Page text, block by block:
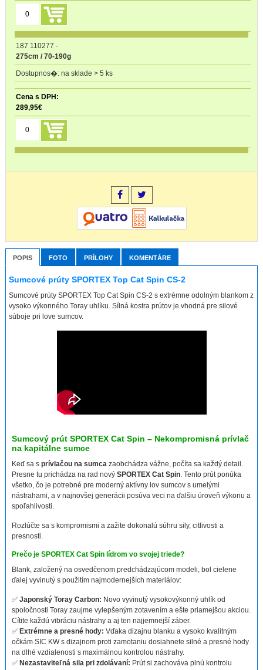
187 110277 -
275cm / 70-190g
na sklade > 5 ks
289,95€
POPIS FOTO PRÍLOHY KOMENTÁRE
Sumcové prúty SPORTEX Top Cat Spin CS-2
Sumcové prúty SPORTEX Top Cat Spin CS-2 s extrémne odolným blankom z
vysoko výkonného Toray uhlíku. Sílná kostra prútov je vhodná pre silové
súboje pri love sumcov.
Sumcový prút SPORTEX Cat Spin – Nekompromisná prívlač
na kapitálne sumce
Keď sa s prívlačou na sumcazaobchádza vážne, počíta sa každý detail.
Presne tu prichádza na rad nový SPORTEX Cat Spin. Tento prút ponúka
všetko, čo je potrebné pre moderný aktívny lov sumcov s umelými
nástrahami, a v najnovšej generácii posúva veci na ďalšiu úroveň výkonu a
spoľahlivosti.
Rozlúčte sa s kompromismi a zažite dokonalú súhru sily, citlivosti a
presnosti.
Prečo je SPORTEX Cat Spin lídrom vo svojej triede?
Blank, založený na osvedčenom predchádzajúcom modeli, bol cielene
ďalej vyvinutý s použitím najmodernejších materiálov:
✅ Japonský Toray Carbon: Novo vyvinutý vysokovýkonný uhlík od
spoločnosti Toray zaujme vylepšeným zotavením a ešte priamejšou akciou.
Cítite každú vibráciu nástrahy a aj ten najjemnejší záber.
✅ Extrémne a presné hody: Vďaka dizajnu blanku a vysoko kvalitným
očkám SIC KW s dizajnom proti zamotaniu dosiahnete silné a presné hody
na dlhé vzdialenosti s maximálnou kontrolou nástrahy.
✅ Nezastaviteľná sila pri zdolávaní: Prút si zachováva plnú kontrolu